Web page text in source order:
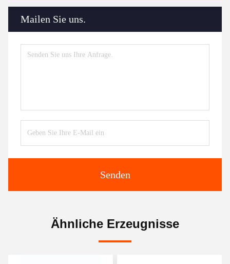
Mailen Sie uns.
Senden
Ähnliche Erzeugnisse